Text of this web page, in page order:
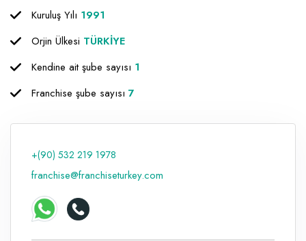
Proje - İnşaat ve Tesisat
Raf ve Depo Sistemleri
Reklam - Tanıtım - PR ve İnternet
Kuruluş Yılı 1991
Orjin Ülkesi TÜRKİYE
Kendine ait şube sayısı 1
Franchise şube sayısı 7
+(90) 532 219 1978
franchise@franchiseturkey.com